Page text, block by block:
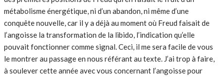
métabolisme énergétique, ni d’un abandon, ni même d’une
conquête nouvelle, car il y a déjà au moment où Freud faisait de
l’angoisse la transformation de la libido, l’indication qu’elle
pouvait fonctionner comme signal. Ceci, il me sera facile de vous
le montrer au passage en nous référant au texte. J’ai trop à faire,
à soulever cette année avec vous concernant l’angoisse pour